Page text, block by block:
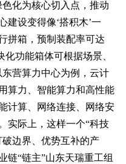
化为核心切入点，推动
建设变得像‘搭积木’一
拼箱，预制装配率可达
功能箱体可根据场景、
营算力中心为例，云计
算力、智能算力和高性能
计算、网络连接、网络安
实际上，这样一个“科技
边界、优势互补的产
链“链主”山东天瑞重工组